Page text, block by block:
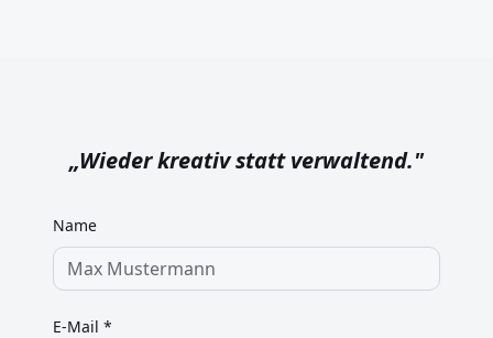
„Wieder kreativ statt verwaltend."
Name
E-Mail *